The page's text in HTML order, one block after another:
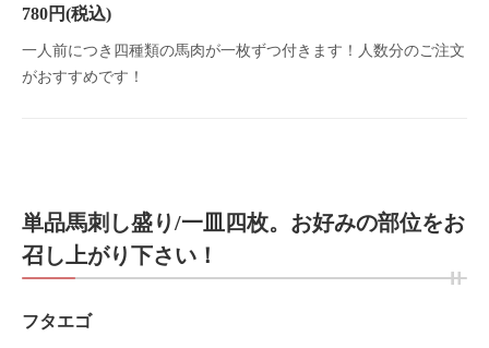
780円(税込)
一人前につき四種類の馬肉が一枚ずつ付きます！人数分のご注文
がおすすめです！
単品馬刺し盛り/一皿四枚。お好みの部位をお
召し上がり下さい！
フタエゴ